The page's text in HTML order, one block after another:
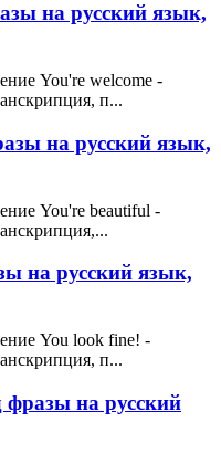
на русский язык,
You're welcome -
п...
на русский язык,
You're beautiful -
на русский язык,
You look fine! -
п...
фразы на русский